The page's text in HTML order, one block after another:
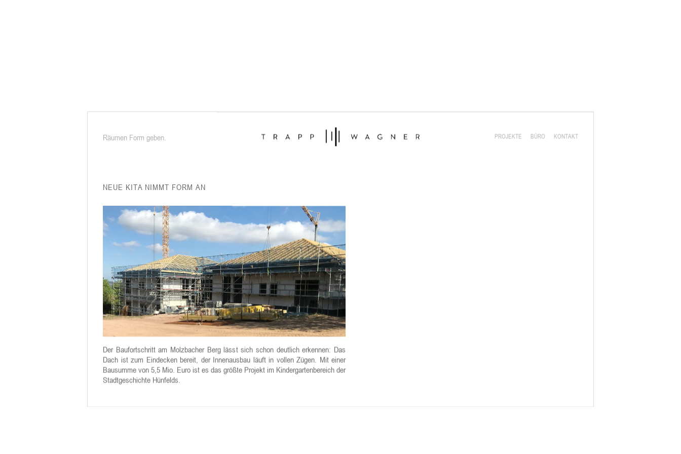
Räumen Form geben. PROJEKTE BÜRO KONTAKT
NEUE KITA NIMMT FORM AN
Der Baufortschritt am Molzbacher Berg lässt sich schon deutlich erkennen: Das
Dach ist zum Eindecken bereit, der Innenausbau läuft in vollen Zügen. Mit einer
Bausumme von 5,5 Mio. Euro ist es das größte Projekt im Kindergartenbereich der
Stadtgeschichte Hünfelds.